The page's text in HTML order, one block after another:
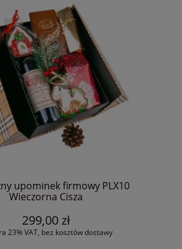
upominek firmowy PLX10
Wieczorna Cisza
299,00 zł
23% VAT, bez kosztów dostawy